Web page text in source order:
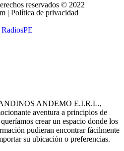
reservados © 2022
| Política de privacidad
ANDEMO E.I.R.L.,
aventura a principios de
crear un espacio donde los
pudieran encontrar fácilmente
su ubicación o preferencias.